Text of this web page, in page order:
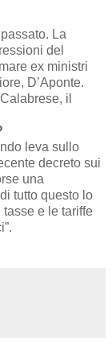
La
del
ex ministri
D’Aponte.
il
leva sullo
decreto sui
una
tutto questo lo
e le tariffe